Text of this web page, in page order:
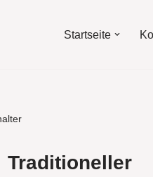
Startseite
Traditioneller